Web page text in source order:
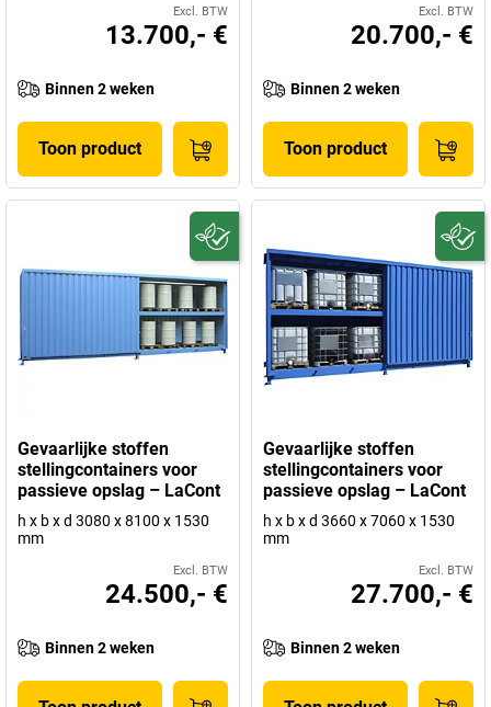
Excl. BTW
13.700,- €
Binnen 2 weken
Toon product
Excl. BTW
20.700,- €
Binnen 2 weken
Toon product
Gevaarlijke stoffen
stellingcontainers voor
passieve opslag – LaCont
h x b x d 3080 x 8100 x 1530
mm
Excl. BTW
24.500,- €
Binnen 2 weken
Gevaarlijke stoffen
stellingcontainers voor
passieve opslag – LaCont
h x b x d 3660 x 7060 x 1530
mm
Excl. BTW
27.700,- €
Binnen 2 weken